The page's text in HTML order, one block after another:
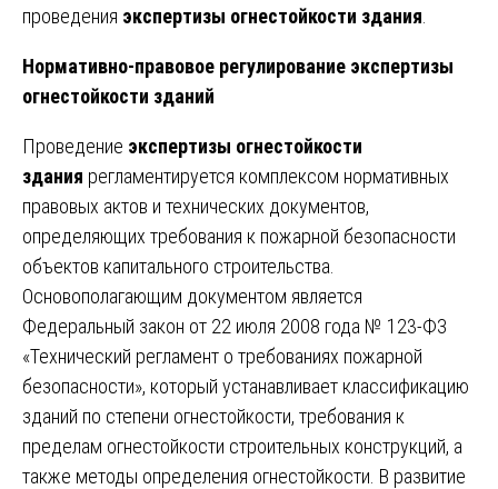
проведения экспертизы огнестойкости здания
Нормативно-правовое регулирование экспертизы
огнестойкости зданий
Проведение экспертизы огнестойкости
здания регламентируется комплексом нормативных
правовых актов и технических документов,
определяющих требования к пожарной безопасности
объектов капитального строительства.
Основополагающим документом является
Федеральный закон от 22 июля 2008 года № 123-ФЗ
«Технический регламент о требованиях пожарной
безопасности», который устанавливает классификацию
зданий по степени огнестойкости, требования к
пределам огнестойкости строительных конструкций, а
также методы определения огнестойкости. В развитие